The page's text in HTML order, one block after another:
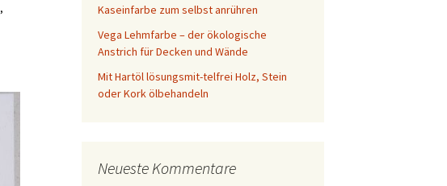
,
Kaseinfarbe zum selbst anrühren
Vega Lehmfarbe – der ökologische
Anstrich für Decken und Wände
Mit Hartöl lösungsmit-telfrei Holz, Stein
oder Kork ölbehandeln
Neueste Kommentare